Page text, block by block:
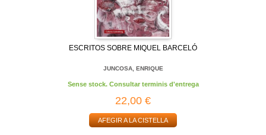
ESCRITOS SOBRE MIQUEL BARCELÓ
JUNCOSA, ENRIQUE
Sense stock. Consultar terminis d'entrega
22,00 €
AFEGIR A LA CISTELLA